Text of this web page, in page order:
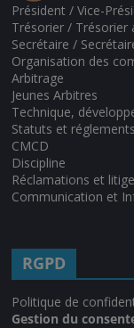
Président / Vice-
Trésorier / Trésorier
Secrétaire /
Organisation des
Arbitrage
Jeunes Arbitres
Technique,
Statuts et
CMCD
Discipline
Réclamations et
Communication et
RGPD
Politique de
Gestion du